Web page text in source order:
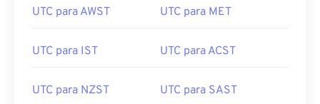
UTC para AWST UTC para MET
UTC para IST UTC para ACST
UTC para NZST UTC para SAST